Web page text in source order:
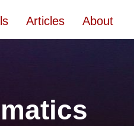
Articles About